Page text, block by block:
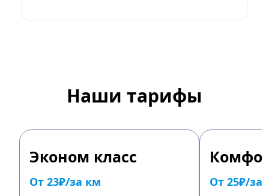
Наши тарифы
Эконом класс
От 23₽/за км От 25₽/за